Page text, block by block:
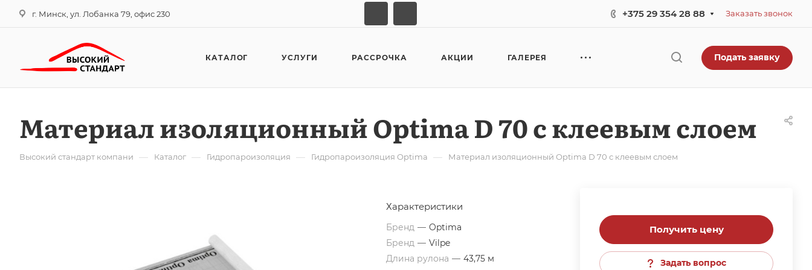
г. Минск, ул. Лобанка 79, офис 230 +375 29 354 28 88 Заказать звонок
КАТАЛОГ УСЛУГИ РАССРОЧКА АКЦИИ ГАЛЕРЕЯ Подать заявку
Материал изоляционный Optima D 70 с клеевым слоем
Высокий стандарт компани — Каталог — Гидропароизоляция — Гидропароизоляция Optima — Материал изоляционный Optima D 70 с клеевым слоем
Получить цену
Задать вопрос
Характеристики
Бренд — Optima
Бренд — Vilpe
Длина рулона — 43,75 м